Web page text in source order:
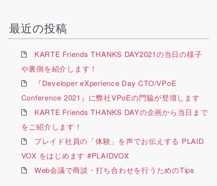
最近の投稿
KARTE Friends THANKS DAY2021の当日の様子
や裏側を紹介します！
『Developer eXperience Day CTO/VPoE
Conference 2021』に弊社VPoEの門脇が登壇します
KARTE Friends THANKS DAYの企画から当日まで
をご紹介します！
プレイド社員の「体験」を声でお伝えする PLAID
VOX をはじめます #PLAIDVOX
Web会議で商談・打ち合わせを行うためのTips